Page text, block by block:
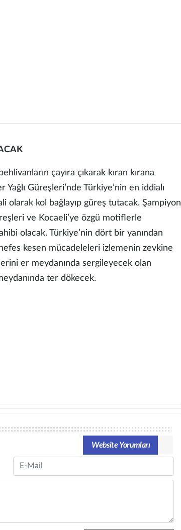
çayıra çıkarak kıran kırana
Güreşleri’nde Türkiye’nin en iddialı
olarak kol bağlayıp güreş tutacak. Şampiyon
ve Kocaeli’ye özgü motiflerle
olacak. Türkiye’nin dört bir yanından
kesen mücadeleleri izlemenin zevkine
er meydanında sergileyecek olan
ter dökecek.
Website Yorumları
Email